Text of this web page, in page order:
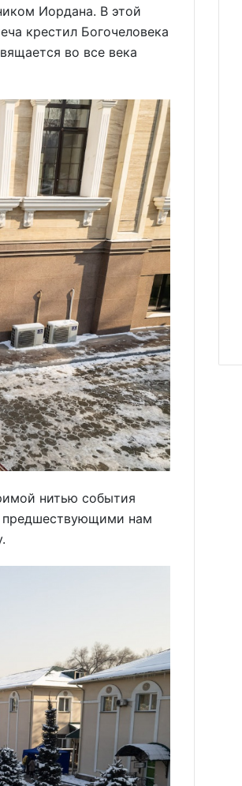
Иордана. В этой
крестил Богочеловека
во все века
нитью события
предшествующими нам